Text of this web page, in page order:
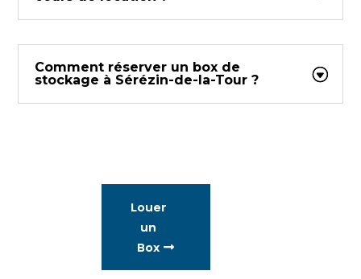
Comment réserver un box de
stockage à Sérézin-de-la-Tour ?
Louer
un
Box